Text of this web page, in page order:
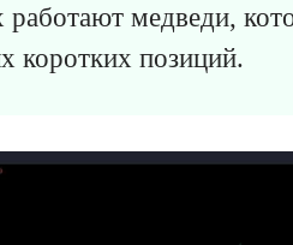
медведи,
коротких позиций.